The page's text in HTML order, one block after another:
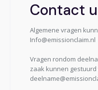
Contact
Algemene vragen
Info@emissionclaim.nl
Vragen rondom
zaak kunnen